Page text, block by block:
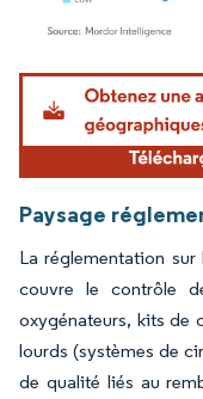
Image © Mordor
Paysage
La réglementation
couvre le contrôle
oxygénateurs, kits de
lourds (systèmes de
de qualité liés au